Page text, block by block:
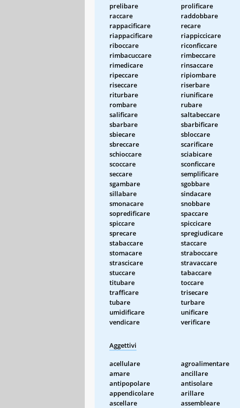
prelibare
prolificare
raccare
raddobbare
rappacificare
recare
riappacificare
riappiccicare
riboccare
riconficcare
rimbacuccare
rimbeccare
rimedicare
rinsaccare
ripeccare
ripiombare
riseccare
riserbare
riturbare
riunificare
rombare
rubare
salificare
saltabeccare
sbarbare
sbarbificare
sbiecare
sbloccare
sbreccare
scarificare
schioccare
sciabicare
scoccare
sconficcare
seccare
semplificare
sgambare
sgobbare
sillabare
sindacare
smonacare
snobbare
sopredificare
spaccare
spiccare
spiccicare
sprecare
spregiudicare
stabaccare
staccare
stomacare
straboccare
strascicare
stravaccare
stuccare
tabaccare
titubare
toccare
trafficare
trisecare
tubare
turbare
umidificare
unificare
vendicare
verificare
Aggettivi
acellulare agroalimentare
amare
ancillare
antipopolare
antisolare
appendicolare
arillare
ascellare
assembleare